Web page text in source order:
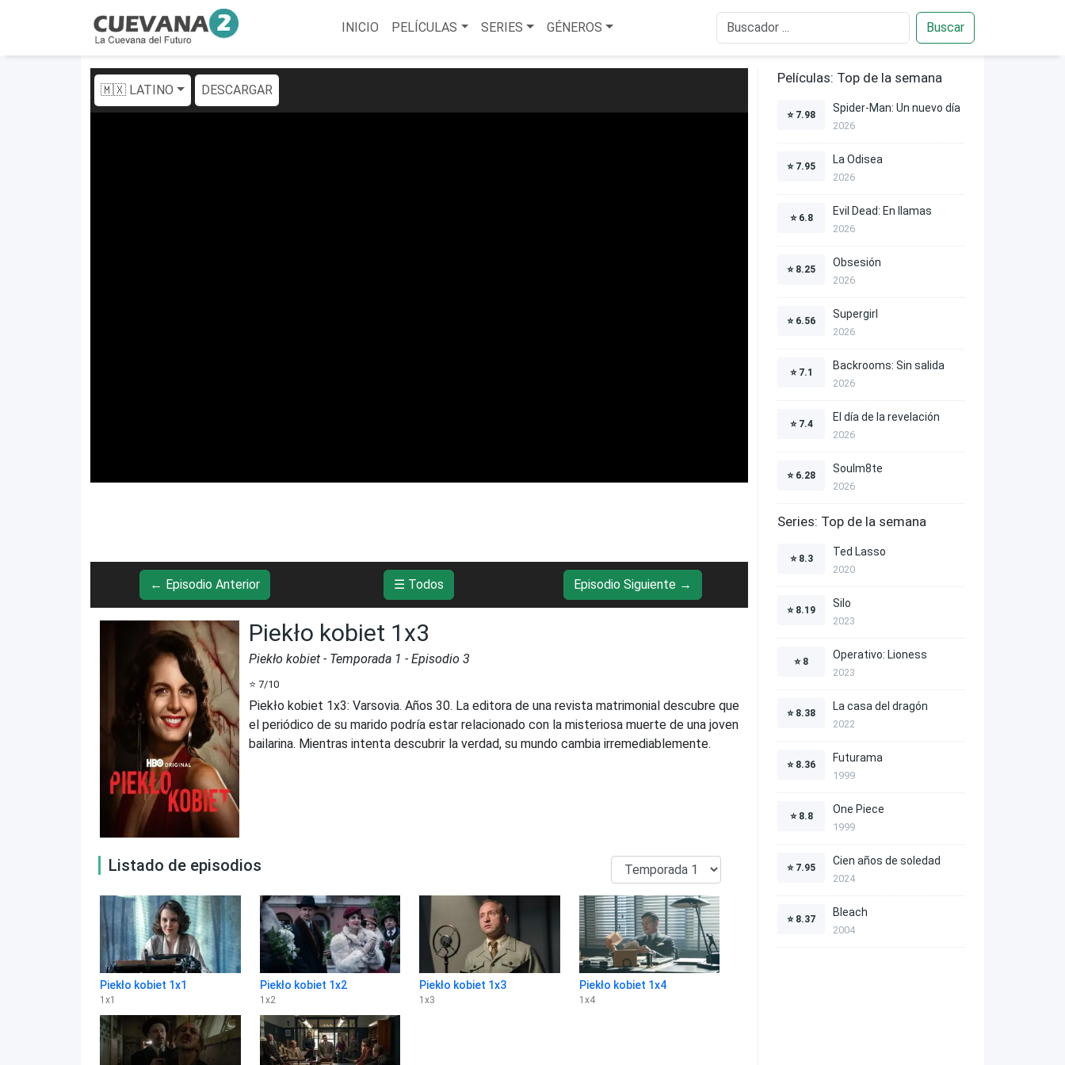
INICIO PELÍCULAS SERIES GÉNEROS Buscar
🇲🇽 LATINO DESCARGAR
← Episodio Anterior ☰ Todos Episodio Siguiente →
Piekło kobiet 1x3
Piekło kobiet - Temporada 1 - Episodio 3
⭐ 7/10
Piekło kobiet 1x3: Varsovia. Años 30. La editora de una revista matrimonial descubre que
el periódico de su marido podría estar relacionado con la misteriosa muerte de una joven
bailarina. Mientras intenta descubrir la verdad, su mundo cambia irremediablemente.
Listado de episodios
Piekło kobiet 1x1
1 x1
Piekło kobiet 1x2
1 x2
Piekło kobiet 1x3
1 x3
Piekło kobiet 1x4
1 x4
Películas: Top de la semana
⭐ 7.98
Spider-Man: Un nuevo día
2026
⭐ 7.95
La Odisea
2026
⭐ 6.8
Evil Dead: En llamas
2026
⭐ 8.25
Obsesión
2026
⭐ 6.56
Supergirl
2026
⭐ 7.1
Backrooms: Sin salida
2026
⭐ 7.4
El día de la revelación
2026
⭐ 6.28
Soulm8te
2026
Series: Top de la semana
⭐ 8.3
Ted Lasso
2020
⭐ 8.19
Silo
2023
⭐ 8
Operativo: Lioness
2023
⭐ 8.38
La casa del dragón
2022
⭐ 8.36
Futurama
1999
⭐ 8.8
One Piece
1999
⭐ 7.95
Cien años de soledad
2024
⭐ 8.37
Bleach
2004